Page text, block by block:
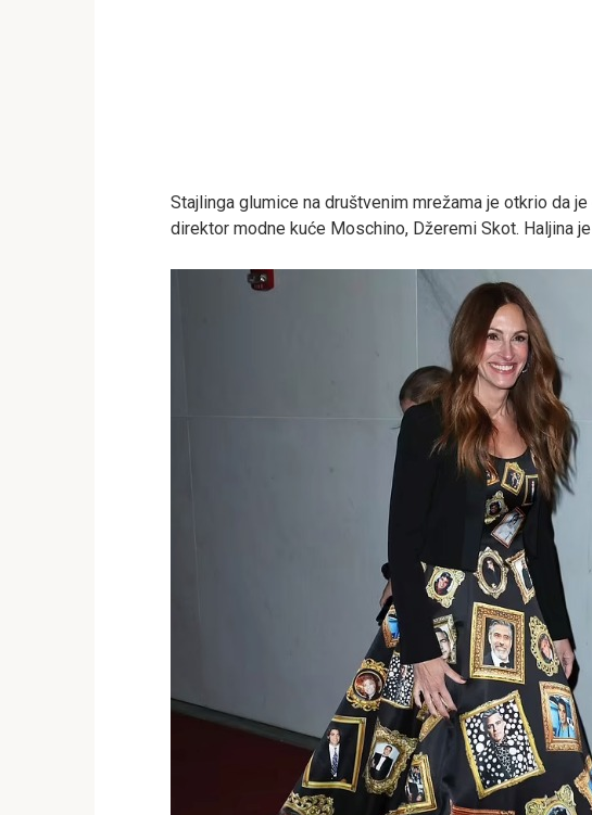
Stajlinga glumice na društvenim mrežama je otkrio da
direktor modne kuće Moschino, Džeremi Skot. Haljina